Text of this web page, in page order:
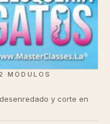
MÓDULOS
y corte en